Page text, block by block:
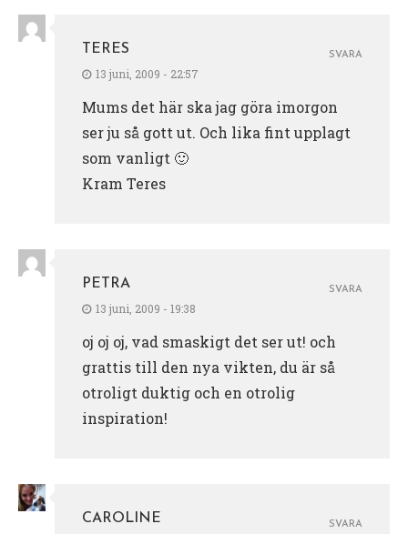
TERES
13 juni, 2009 - 22:57
Mums det här ska jag göra imorgon
ser ju så gott ut. Och lika fint upplagt
som vanligt 🙂
Kram Teres
SVARA
PETRA
13 juni, 2009 - 19:38
oj oj oj, vad smaskigt det ser ut! och
grattis till den nya vikten, du är så
otroligt duktig och en otrolig
inspiration!
SVARA
CAROLINE
SVARA